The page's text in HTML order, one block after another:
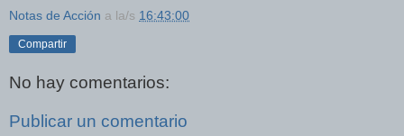
Notas de Acción a la/s 16:43:00
Compartir
No hay comentarios:
Publicar un comentario